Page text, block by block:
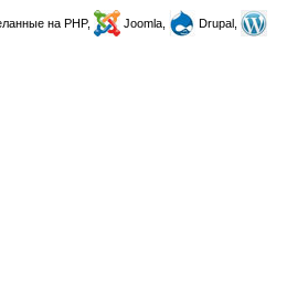
на PHP, Joomla,
Drupal,